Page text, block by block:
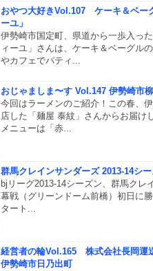
おやつ大好きVol.107 ケーキ＆ベー
ーユ」
伊勢崎市国定町、県道から一歩入っ
ィーユ」さんは、ケーキ＆ベーグル
やカフェでパティ...
おじゃましま〜す Vol.147 伊勢崎市
今回はラーメンのご紹介！この春、
店した「麺屋 泰紋」さんからお届け
メニューは「赤...
群馬クレインサンダーズ 2013-14シー
bjリーグ2013-14シーズン、群馬クレ
幕戦（グリーンドーム前橋）初日に
タート...
経営者の輪Vol.165 株式会社長岡運
伊勢崎市日乃出町